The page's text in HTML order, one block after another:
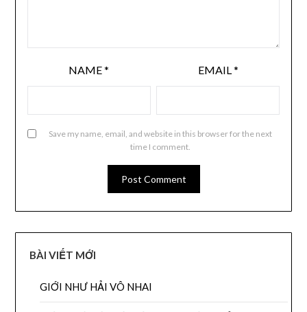
NAME* EMAIL *
Save my name, email, and website in this browser for the next
time I comment.
BÀI VIẾT MỚI
GIỚI NHƯ HẢI VÔ NHAI